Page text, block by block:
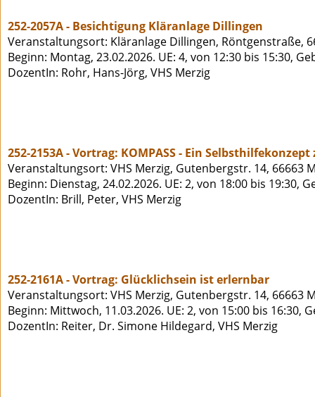
252-2057A - Besichtigung Kläranlage Dillingen
Veranstaltungsort: Kläranlage Dillingen, Röntgenstraße,
Beginn: Montag, 23.02.2026. UE: 4, von 12:30 bis 15:30,
DozentIn: Rohr, Hans-Jörg, VHS Merzig
252-2153A - Vortrag: KOMPASS - Ein
Veranstaltungsort: VHS Merzig, Gutenbergstr. 14, 66663
Beginn: Dienstag, 24.02.2026. UE: 2, von 18:00 bis 19:30,
DozentIn: Brill, Peter, VHS Merzig
252-2161A - Vortrag: Glücklichsein ist erlernbar
Veranstaltungsort: VHS Merzig, Gutenbergstr. 14, 66663
Beginn: Mittwoch, 11.03.2026. UE: 2, von 15:00 bis 16:30,
DozentIn: Reiter, Dr. Simone Hildegard, VHS Merzig